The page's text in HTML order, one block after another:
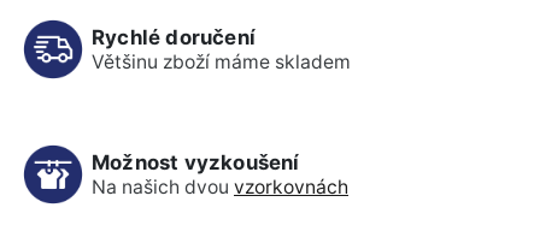
Rychlé doručení
Většinu zboží máme skladem
Možnost vyzkoušení
Na našich dvou vzorkovnách